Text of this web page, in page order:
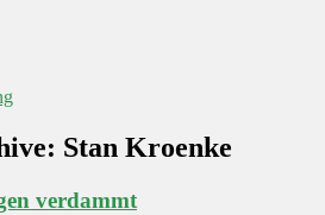
Stan Kroenke
verdammt